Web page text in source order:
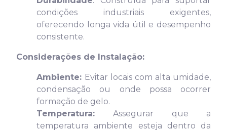
condições industriais exigentes,
oferecendo longa vida útil e desempenho
consistente.
Considerações de Instalação:
Ambiente: Evitar locais com alta umidade,
condensação ou onde possa ocorrer
formação de gelo.
Temperatura:Assegurar que a
temperatura ambiente esteja dentro da